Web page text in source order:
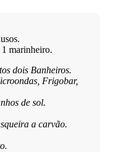
1 marinheiro.
dois Banheiros.
Frigobar,
de sol.
a carvão.